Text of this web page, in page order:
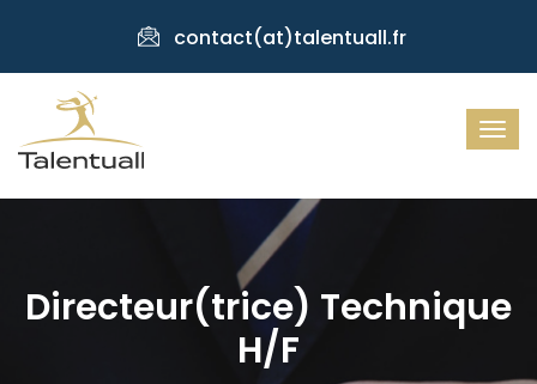
contact(at)talentuall.fr
Directeur(trice) Technique
H/F